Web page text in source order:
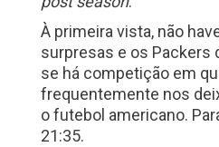
À primeira vista, não
surpresas e os Packers
se há competição em
frequentemente nos
o futebol americano.
21:35.